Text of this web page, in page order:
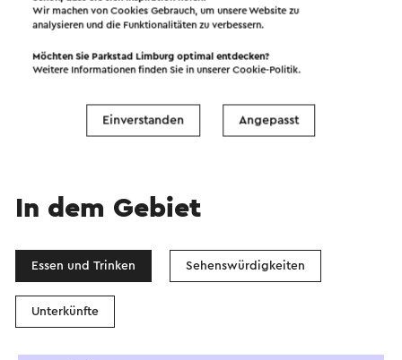
Starten Sie die Route
Filter anzeigen
In dem Gebiet
Essen und Trinken Sehenswürdigkeiten
Unterkünfte
Wir machen von Cookies Gebrauch, um unsere Website zu
analysieren und die Funktionalitäten zu verbessern.
Möchten Sie Parkstad Limburg optimal entdecken?
Weitere Informationen finden Sie in unsererCookie-Politik.
Einverstanden Angepasst